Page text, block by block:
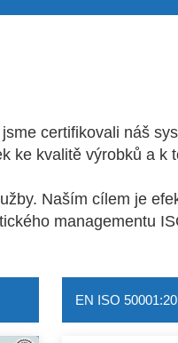
certifikovali náš
kvalitě výrobků a k
Naším cílem je
managementu
EN ISO